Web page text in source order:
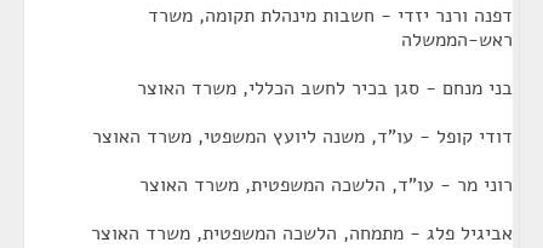
דפנה ורנר יזדי - חשבות מינהלת תקומה, משרד
ראש-הממשלה
בני מנחם - סגן בכיר לחשב הכללי, משרד האוצר
דודי קופל - עו"ד, משנה ליועץ המשפטי, משרד האוצר
רוני מר - עו"ד, הלשכה המשפטית, משרד האוצר
אביגיל פלג - מתמחה, הלשכה המשפטית, משרד האוצר